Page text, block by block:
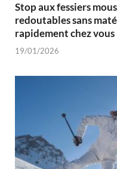
Stop aux fessiers
redoutables sans
rapidement chez vous
19/01/2026